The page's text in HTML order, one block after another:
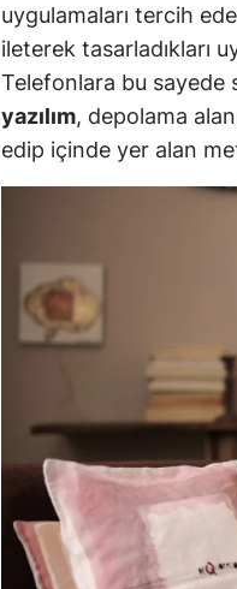
uygulamaları tercih
ileterek tasarladıkları
Telefonlara bu sayede
yazılım, depolama
edip içinde yer alan